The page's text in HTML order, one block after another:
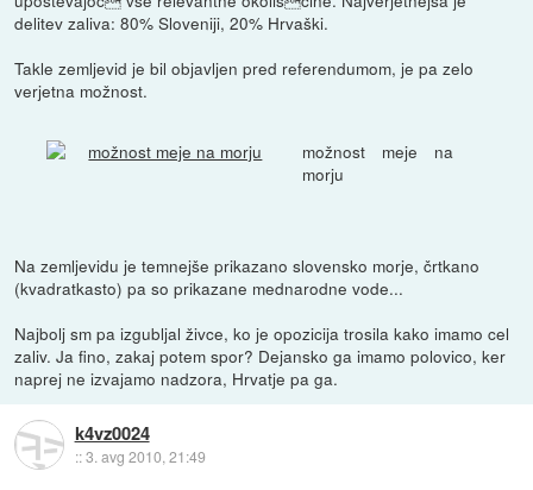
delitev zaliva: 80% Sloveniji, 20% Hrvaški.
Takle zemljevid je bil objavljen pred referendumom, je pa zelo
verjetna možnost.
možnost meje na
morju
Na zemljevidu je temnejše prikazano slovensko morje, črtkano
(kvadratkasto) pa so prikazane mednarodne vode...
Najbolj sm pa izgubljal živce, ko je opozicija trosila kako imamo cel
zaliv. Ja fino, zakaj potem spor? Dejansko ga imamo polovico, ker
naprej ne izvajamo nadzora, Hrvatje pa ga.
k4vz0024
::3. avg 2010, 21:49